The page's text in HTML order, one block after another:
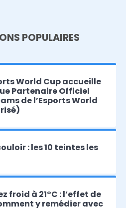
POPULAIRES
World Cup accueille
Partenaire Officiel
de l’Esports World
: les 10 teintes les
froid à 21°C : l’effet de
y remédier avec